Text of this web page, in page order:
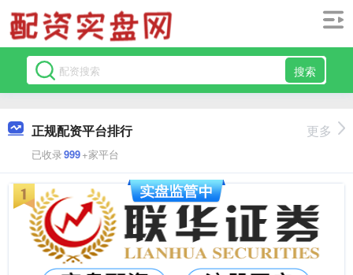
搜索
正规配资平台排行
已收录999+家平台
更多